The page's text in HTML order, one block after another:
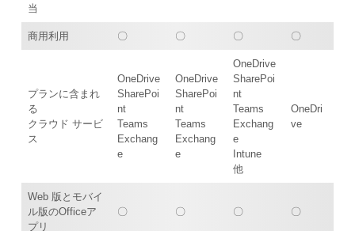
当
商用利用 〇 〇 〇 〇
プランに含まれ
る
クラウド サービ
ス
OneDrive
SharePoi
nt
Teams
Exchang
e
OneDrive
SharePoi
nt
Teams
Exchang
e
OneDrive
SharePoi
nt
Teams
Exchang
e
Intune
他
OneDri
ve
Web 版とモバイ
ル版のOfficeア
プリ
〇 〇 〇 〇